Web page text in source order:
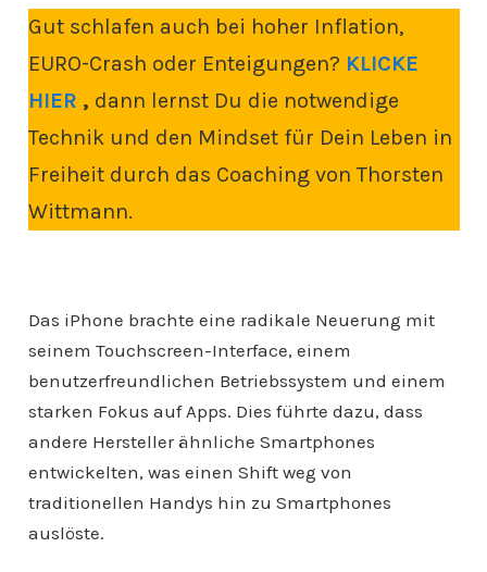
Gut schlafen auch bei hoher Inflation,
EURO-Crash oder Enteigungen? KLICKE
HIER , dann lernst Du die notwendige
Technik und den Mindset für Dein Leben in
Freiheit durch das Coaching von Thorsten
Wittmann.
Das iPhone brachte eine radikale Neuerung mit
seinem Touchscreen-Interface, einem
benutzerfreundlichen Betriebssystem und einem
starken Fokus auf Apps. Dies führte dazu, dass
andere Hersteller ähnliche Smartphones
entwickelten, was einen Shift weg von
traditionellen Handys hin zu Smartphones
auslöste.